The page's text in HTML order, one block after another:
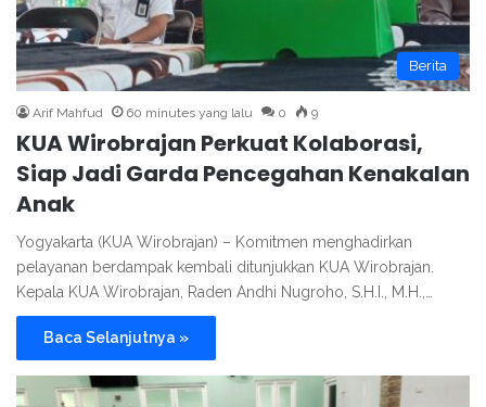
Berita
Arif Mahfud 60 minutes yang lalu 0 9
KUA Wirobrajan Perkuat Kolaborasi,
Siap Jadi Garda Pencegahan Kenakalan
Anak
Yogyakarta (KUA Wirobrajan) – Komitmen menghadirkan
pelayanan berdampak kembali ditunjukkan KUA Wirobrajan.
Kepala KUA Wirobrajan, Raden Andhi Nugroho, S.H.I., M.H.,…
Baca Selanjutnya »